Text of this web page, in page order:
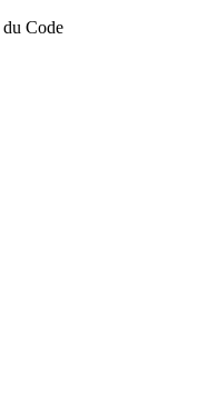
Code